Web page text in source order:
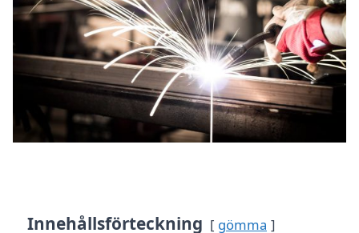
Innehållsförteckning gömma